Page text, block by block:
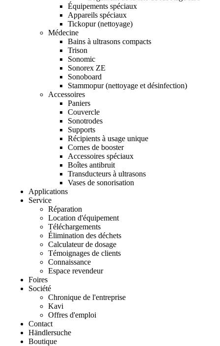
Équipements spéciaux
Appareils spéciaux
Tickopur (nettoyage)
Médecine
Bains à ultrasons compacts
Trison
Sonomic
Sonorex ZE
Sonoboard
Stammopur (nettoyage et désinfection)
Accessoires
Paniers
Couvercle
Sonotrodes
Supports
Récipients à usage unique
Cornes de booster
Accessoires spéciaux
Boîtes antibruit
Transducteurs à ultrasons
Vases de sonorisation
Applications
Service
Réparation
Location d'équipement
Téléchargements
Élimination des déchets
Calculateur de dosage
Témoignages de clients
Connaissance
Espace revendeur
Foires
Société
Chronique de l'entreprise
Kavi
Offres d'emploi
Contact
Händlersuche
Boutique